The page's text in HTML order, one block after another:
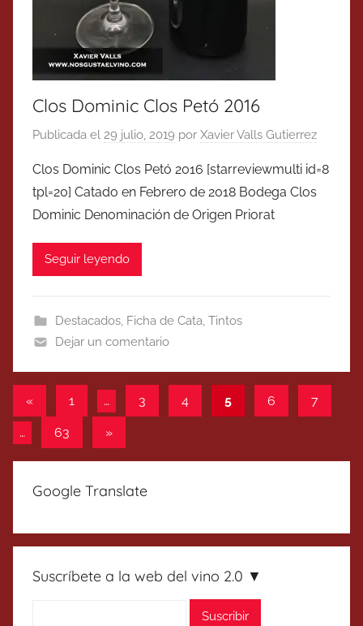
Clos Dominic Clos Petó 2016
Publicada el 29 julio, 2019 por Xavier Valls Gutierrez
Clos Dominic Clos Petó 2016 [starreviewmulti id=8
tpl=20] Catado en Febrero de 2018 Bodega Clos
Dominic Denominación de Origen Priorat
Seguir leyendo
Destacados, Ficha de Cata, Tintos
Dejar un comentario
Paginación
de
entradas
«Entradas
1 … 3 4 5 6 7
… 63
Entradas
»
Google Translate
Suscríbete a la web del vino 2.0 ▼